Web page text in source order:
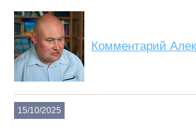
Комментарий
15/10/2025